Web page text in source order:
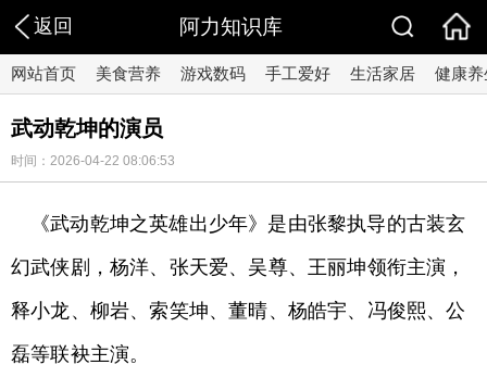
返回 阿力知识库
网站首页 美食营养 游戏数码 手工爱好 生活家居 健康养
武动乾坤的演员
时间：2026-04-22 08:06:53
《武动乾坤之英雄出少年》是由张黎执导的古装玄
幻武侠剧，杨洋、张天爱、吴尊、王丽坤领衔主演，
释小龙、柳岩、索笑坤、董晴、杨皓宇、冯俊熙、公
磊等联袂主演。